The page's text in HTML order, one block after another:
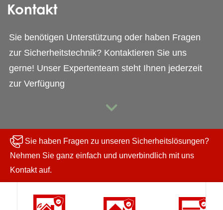
Kontakt
Sie benötigen Unterstützung oder haben Fragen
zur Sicherheitstechnik? Kontaktieren Sie uns
gerne! Unser Expertenteam steht Ihnen jederzeit
zur Verfügung
Sie haben Fragen zu unseren Sicherheitslösungen?
Nehmen Sie ganz einfach und unverbindlich mit uns
Kontakt auf.